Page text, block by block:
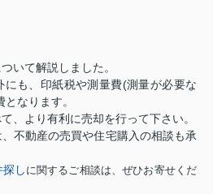
いて解説しました。
にも、印紙税や測量費(測量が必要な
なります。
、より有利に売却を行って下さい。
不動産の売買や住宅購入の相談も承
し に関するご相談は、ぜひお寄せくだ